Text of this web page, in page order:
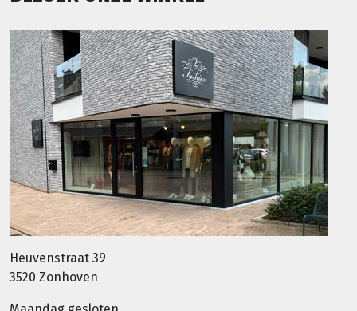
Heuvenstraat 39
3520 Zonhoven